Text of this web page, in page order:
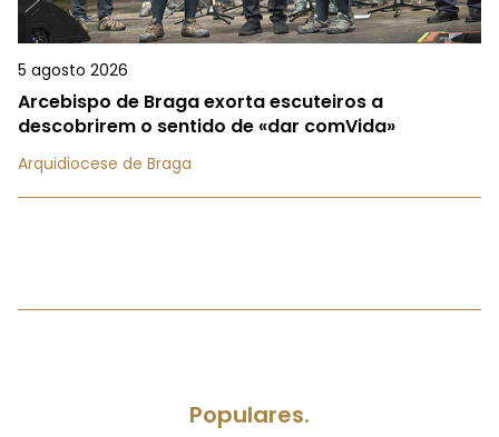
5 agosto 2026
Arcebispo de Braga exorta escuteiros a
descobrirem o sentido de «dar comVida»
Arquidiocese de Braga
Populares.